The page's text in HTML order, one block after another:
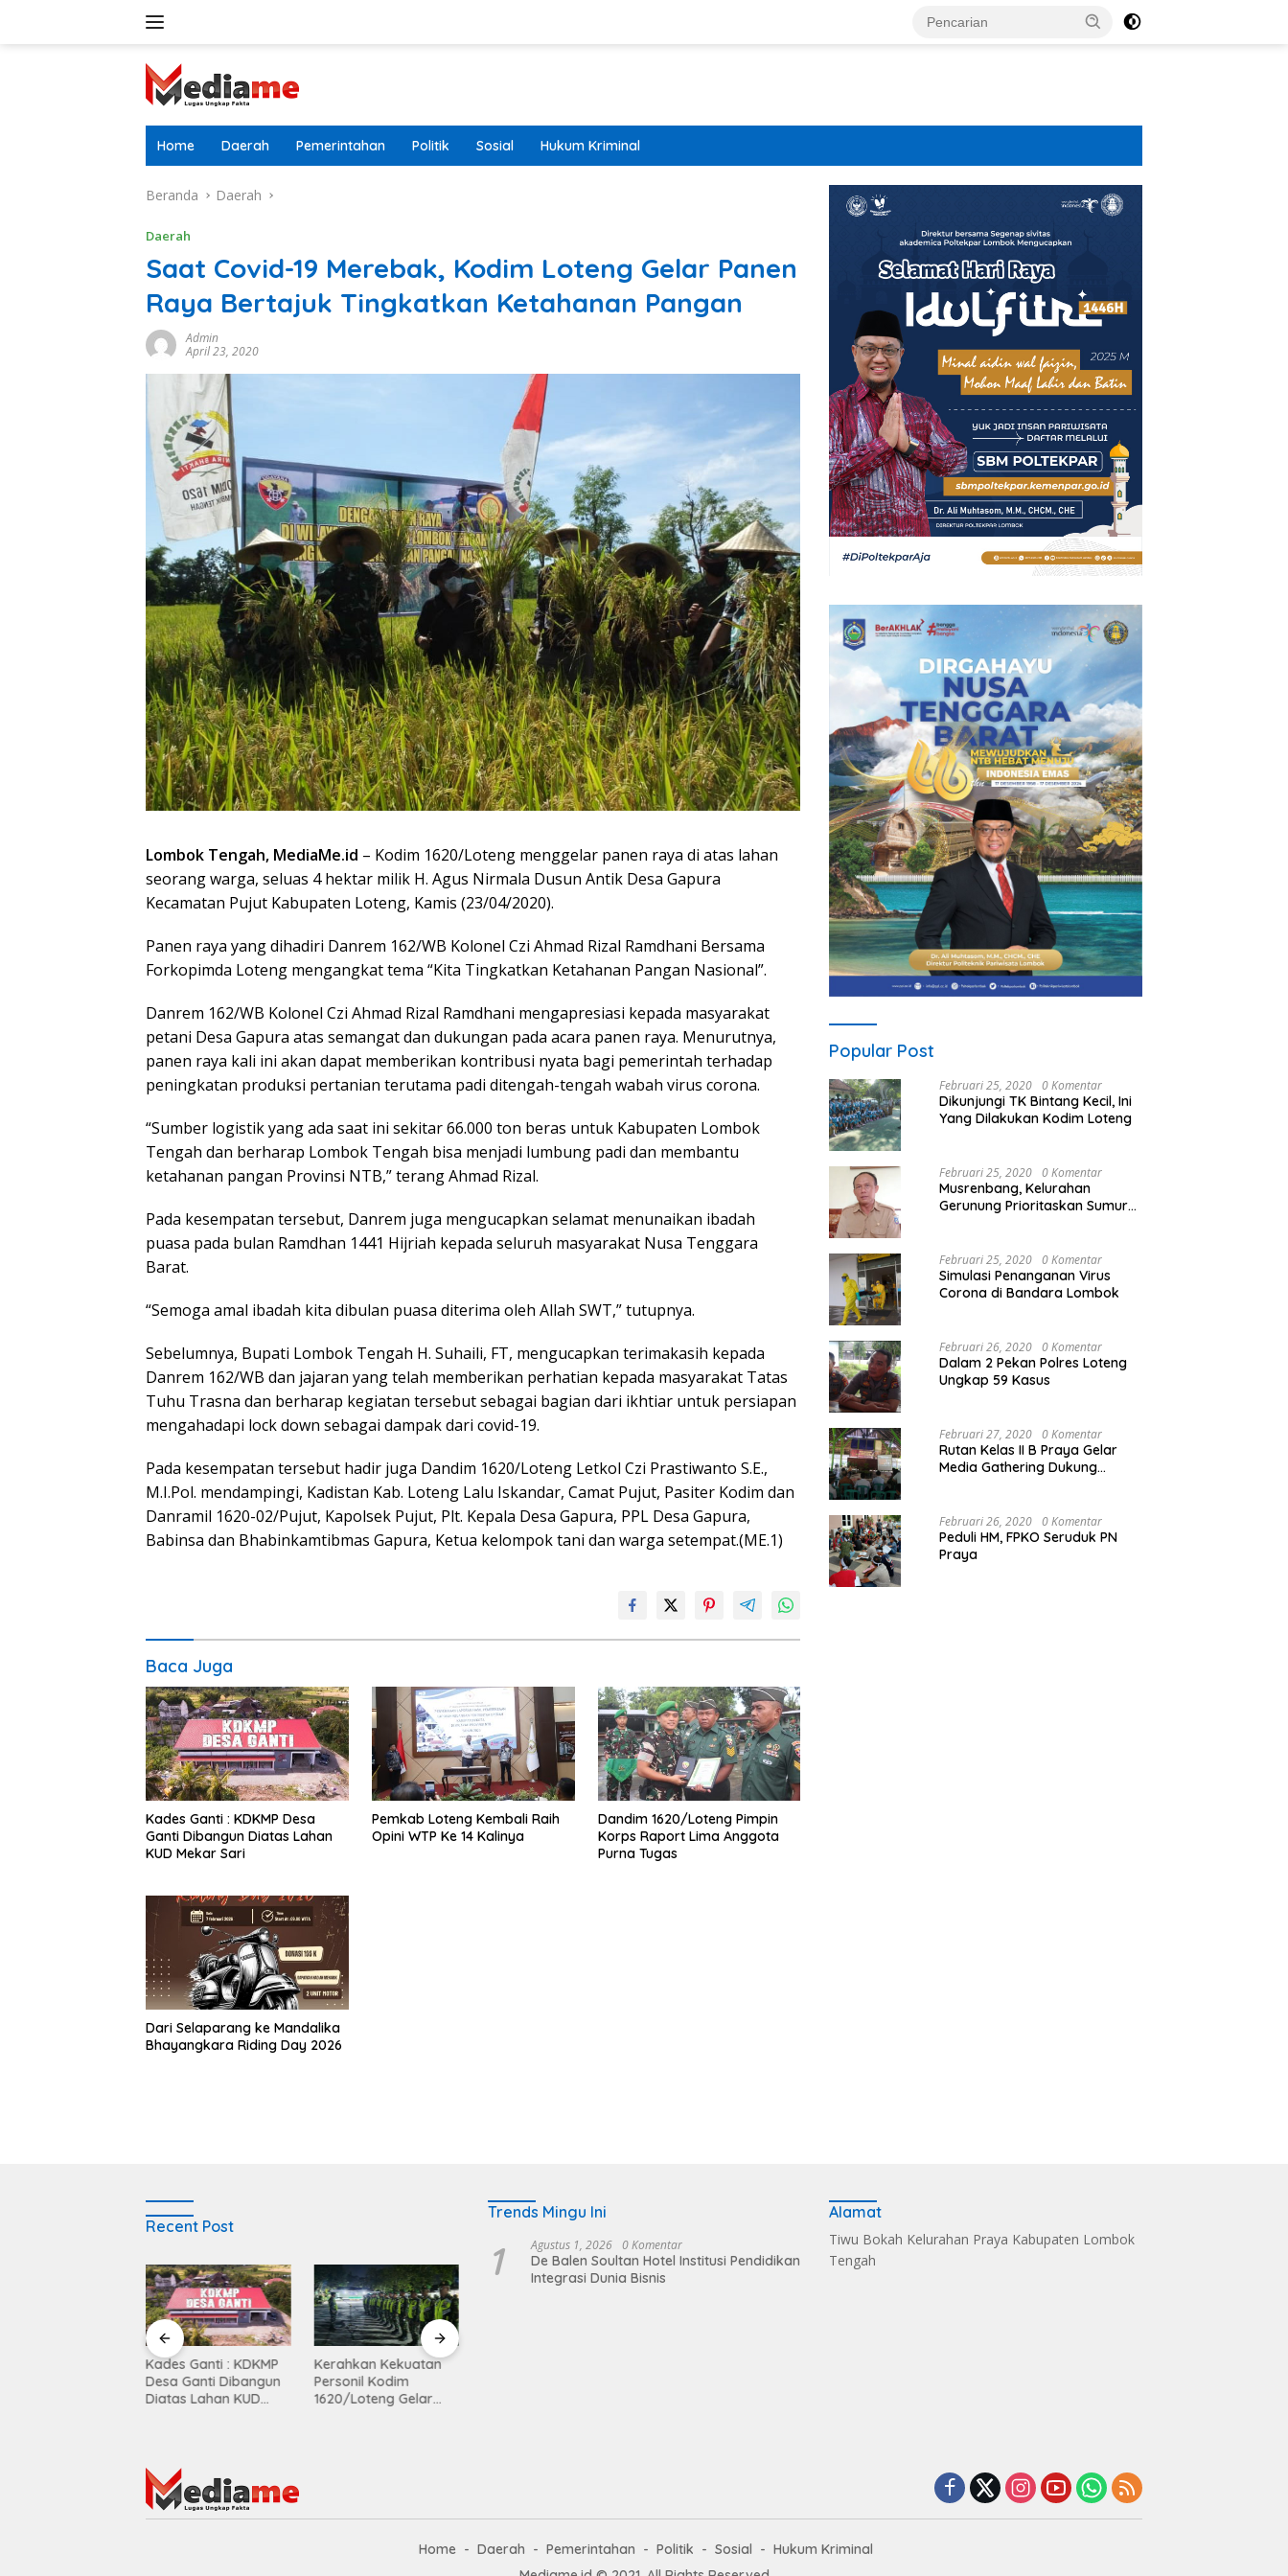
Home Daerah Pemerintahan Politik Sosial Hukum Kriminal
Beranda Daerah
Daerah
Saat Covid-19 Merebak, Kodim Loteng Gelar Panen
Raya Bertajuk Tingkatkan Ketahanan Pangan
Admin
April 23, 2020
Lombok Tengah, MediaMe.id – Kodim 1620/Loteng menggelar panen raya di atas lahan
seorang warga, seluas 4 hektar milik H. Agus Nirmala Dusun Antik Desa Gapura
Kecamatan Pujut Kabupaten Loteng, Kamis (23/04/2020).
Panen raya yang dihadiri Danrem 162/WB Kolonel Czi Ahmad Rizal Ramdhani Bersama
Forkopimda Loteng mengangkat tema “Kita Tingkatkan Ketahanan Pangan Nasional”.
Danrem 162/WB Kolonel Czi Ahmad Rizal Ramdhani mengapresiasi kepada masyarakat
petani Desa Gapura atas semangat dan dukungan pada acara panen raya. Menurutnya,
panen raya kali ini akan dapat memberikan kontribusi nyata bagi pemerintah terhadap
peningkatan produksi pertanian terutama padi ditengah-tengah wabah virus corona.
“Sumber logistik yang ada saat ini sekitar 66.000 ton beras untuk Kabupaten Lombok
Tengah dan berharap Lombok Tengah bisa menjadi lumbung padi dan membantu
ketahanan pangan Provinsi NTB,” terang Ahmad Rizal.
Pada kesempatan tersebut, Danrem juga mengucapkan selamat menunaikan ibadah
puasa pada bulan Ramdhan 1441 Hijriah kepada seluruh masyarakat Nusa Tenggara
Barat.
“Semoga amal ibadah kita dibulan puasa diterima oleh Allah SWT,” tutupnya.
Sebelumnya, Bupati Lombok Tengah H. Suhaili, FT, mengucapkan terimakasih kepada
Danrem 162/WB dan jajaran yang telah memberikan perhatian kepada masyarakat Tatas
Tuhu Trasna dan berharap kegiatan tersebut sebagai bagian dari ikhtiar untuk persiapan
mengahadapi lock down sebagai dampak dari covid-19.
Pada kesempatan tersebut hadir juga Dandim 1620/Loteng Letkol Czi Prastiwanto S.E.,
M.I.Pol. mendampingi, Kadistan Kab. Loteng Lalu Iskandar, Camat Pujut, Pasiter Kodim dan
Danramil 1620-02/Pujut, Kapolsek Pujut, Plt. Kepala Desa Gapura, PPL Desa Gapura,
Babinsa dan Bhabinkamtibmas Gapura, Ketua kelompok tani dan warga setempat.(ME.1)
Baca Juga
Kades Ganti : KDKMP Desa
Ganti Dibangun Diatas Lahan
KUD Mekar Sari
Pemkab Loteng Kembali Raih
Opini WTP Ke 14 Kalinya
Dandim 1620/Loteng Pimpin
Korps Raport Lima Anggota
Purna Tugas
‎Dari Selaparang ke Mandalika
Bhayangkara Riding Day 2026
Popular Post
Februari 25, 2020 0 Komentar
Dikunjungi TK Bintang Kecil, Ini
Yang Dilakukan Kodim Loteng
Februari 25, 2020 0 Komentar
Musrenbang, Kelurahan
Gerunung Prioritaskan Sumur
Februari 25, 2020 0 Komentar
Simulasi Penanganan Virus
Corona di Bandara Lombok
Februari 26, 2020 0 Komentar
Dalam 2 Pekan Polres Loteng
Ungkap 59 Kasus
Februari 27, 2020 0 Komentar
Rutan Kelas II B Praya Gelar
Media Gathering Dukung
Februari 26, 2020 0 Komentar
Peduli HM, FPKO Seruduk PN
Praya
Recent Post
Kades Ganti : KDKMP
Desa Ganti Dibangun
Diatas Lahan KUD
Kerahkan Kekuatan
Personil Kodim
1620/Loteng Gelar
Trends Mingu Ini
1 Agustus 1, 2026 0 Komentar
De Balen Soultan Hotel Institusi Pendidikan
Integrasi Dunia Bisnis
Alamat
Tiwu Bokah Kelurahan Praya Kabupaten Lombok
Tengah
Home Daerah Pemerintahan Politik Sosial
Hukum Kriminal